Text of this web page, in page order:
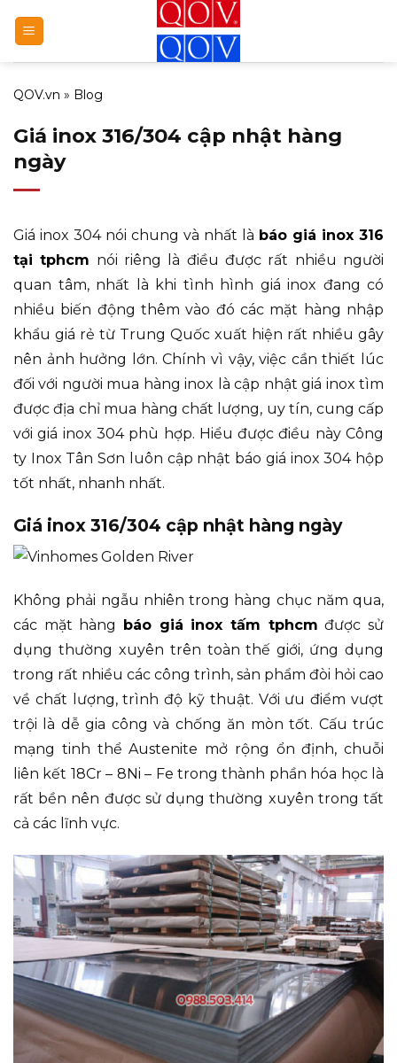
qua
nội
dung
QOV.vn » Blog
Giá inox 316/304 cập nhật hàng
ngày
Giá inox 304 nói chung và nhất là báo giá inox 316
tại tphcm nói riêng là điều được rất nhiều người
quan tâm, nhất là khi tình hình giá inox đang có
nhiều biến động thêm vào đó các mặt hàng nhập
khẩu giá rẻ từ Trung Quốc xuất hiện rất nhiều gây
nên ảnh hưởng lớn. Chính vì vậy, việc cần thiết lúc
đối với người mua hàng inox là cập nhật giá inox tìm
được địa chỉ mua hàng chất lượng, uy tín, cung cấp
với giá inox 304 phù hợp. Hiểu được điều này Công
ty Inox Tân Sơn luôn cập nhật báo giá inox 304 hộp
tốt nhất, nhanh nhất.
Giá inox 316/304 cập nhật hàng ngày
Không phải ngẫu nhiên trong hàng chục năm qua,
các mặt hàng báo giá inox tấm tphcm được sử
dụng thường xuyên trên toàn thế giới, ứng dụng
trong rất nhiều các công trình, sản phẩm đòi hỏi cao
về chất lượng, trình độ kỹ thuật. Với ưu điểm vượt
trội là dễ gia công và chống ăn mòn tốt. Cấu trúc
mạng tinh thể Austenite mở rộng ổn định, chuỗi
liên kết 18Cr – 8Ni – Fe trong thành phần hóa học là
rất bền nên được sử dụng thường xuyên trong tất
cả các lĩnh vực.